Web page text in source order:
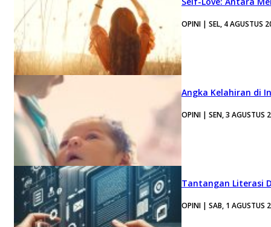
OPINI | SEL, 4 AGUSTUS
Angka Kelahiran di
OPINI | SEN, 3 AGUSTUS
Tantangan Literasi
OPINI | SAB, 1 AGUSTUS